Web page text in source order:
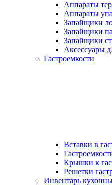
Аппараты
Аппараты
Запайщики
Запайщики
Запайщики
Аксессуары
Гастроемкости
Вставки в
Крышки к
Решетки
Инвентарь